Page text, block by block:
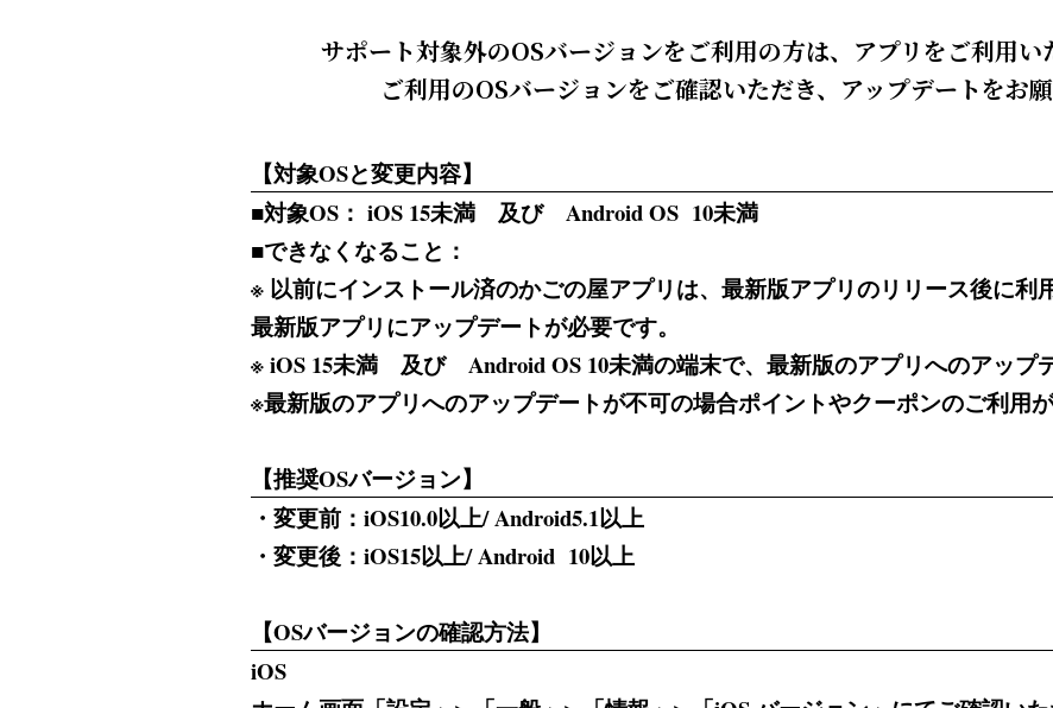
サポート対象外のOSバージョンをご利用の方は、アプリをご利用い
ご利用のOSバージョンをご確認いただき、アップデートをお願
【対象OSと変更内容】
■対象OS： iOS 15未満 及び Android OS 10未満
■できなくなること：
※ 以前にインストール済のかごの屋アプリは、最新版アプリのリリース後に利
最新版アプリにアップデートが必要です。
※ iOS 15未満 及び Android OS 10未満の端末で、最新版のアプリへのアップ
※最新版のアプリへのアップデートが不可の場合ポイントやクーポンのご利用が
【推奨OSバージョン】
・変更前：iOS10.0以上/ Android5.1以上
・変更後：iOS15以上/ Android 10以上
【OSバージョンの確認方法】
iOS